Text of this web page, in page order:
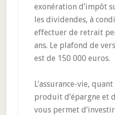
exonération d’impôt
les dividendes, à
effectuer de retrait
ans. Le plafond de
est de 150 000 euros.
L’assurance-vie,
produit d’épargne et
vous permet